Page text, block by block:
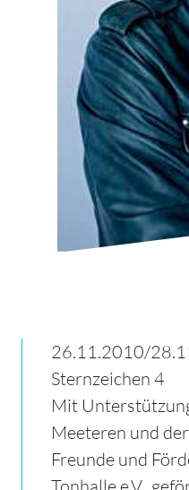
26.11.2010/
Sternzeichen 4
Mit
Meeteren und
Freunde und